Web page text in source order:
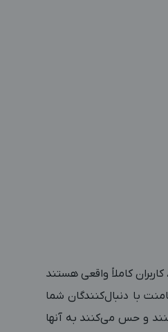
شبکه‌های اجتماعی چون مجازی هستند حتماً باید اعتمادسازی انجام شود! در واقع در Instagram، کاربران کاملاً واقعی هستند
با دنبال‌کنندگان شما
و حس می‌کنند به آنها